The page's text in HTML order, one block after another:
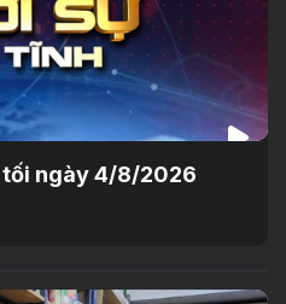
ngày 4/8/2026